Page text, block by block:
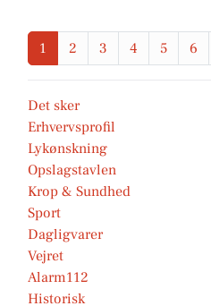
1 2 3 4 5 6
Det sker
Erhvervsprofil
Lykønskning
Opslagstavlen
Krop & Sundhed
Sport
Dagligvarer
Vejret
Alarm112
Historisk